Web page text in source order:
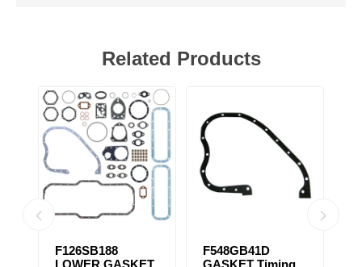
Related Products
F126SB188
LOWER GASKET
F548GB41D
GASKET Timing